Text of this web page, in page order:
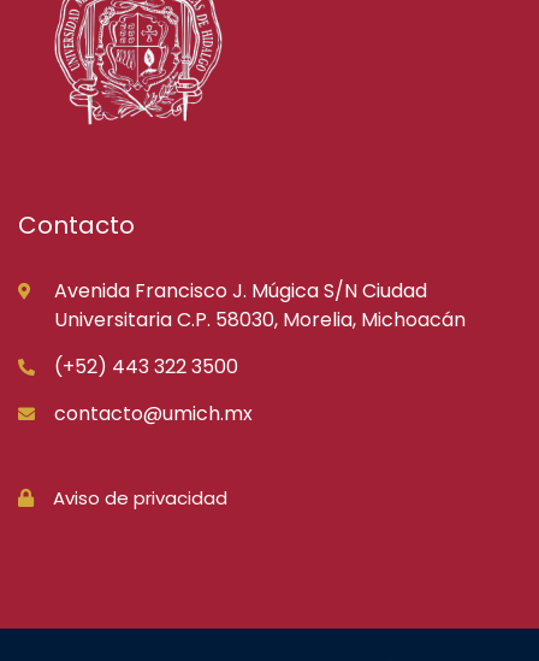
Contacto
Avenida Francisco J. Múgica S/N Ciudad
Universitaria C.P. 58030, Morelia, Michoacán
(+52) 443 322 3500
contacto@umich.mx
Aviso de privacidad